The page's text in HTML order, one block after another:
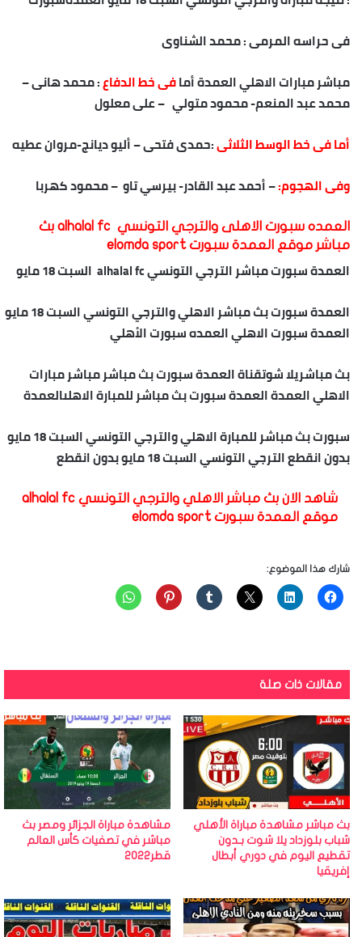
فى حراسه المرمى : محمد الشناوى
مباشر مبارات الاهلي العمدة أمافى خط الدفاع: محمد هانى –
محمد عبد المنعم- محمود متولي – على معلول
أما فى خط الوسط الثلاثى:حمدى فتحى – أليو ديانج-مروان عطيه
وفى الهجوم:– أحمد عبد القادر- بيرسي تاو – محمود كهربا
العمده سبورت الاهلى والترجي التونسي alhalal fc بث
مباشر موقع العمدة سبورت elomda sport
العمدة سبورت مباشر الترجي التونسي alhalal fc السبت 18 مايو
العمدة سبورت بث مباشر الاهلي والترجي التونسي السبت 18 مايو
العمدة سبورت الاهلي العمده سبورت الأهلي
بث مباشريلا شوتقناة العمدة سبورت بث مباشر مباشر مبارات
الاهلي العمدة العمدة سبورت بث مباشر للمبارة الاهلىالعمدة
سبورت بث مباشر للمبارة الاهلي والترجي التونسي السبت 18 مايو
بدون انقطع الترجي التونسي السبت 18 مايو بدون انقطع
موقع العمدة سبورت elomda sport
شارك هذا الموضوع:
مقالات ذات صلة
بث مباشر مشاهدة مباراة الأهلي
شباب بلوزداد يلا شوت بـدون
تقطيع اليوم في دوري أبطال
إفريقيا
مشاهدة مباراة الجزائر ومصر بث
مباشر في تصفيات كأس العالم
قطر2022